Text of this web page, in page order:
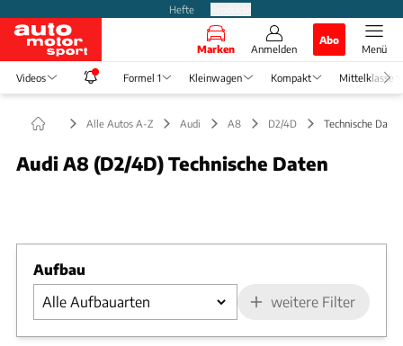
Hefte
Marken Anmelden
Abo
Menü
Videos Formel 1 Kleinwagen Kompakt Mittelklasse
Alle Autos A-Z Audi A8 D2/4D Technische Daten
Audi A8 (D2/4D) Technische Daten
Foto: ams
Aufbau
weitere Filter